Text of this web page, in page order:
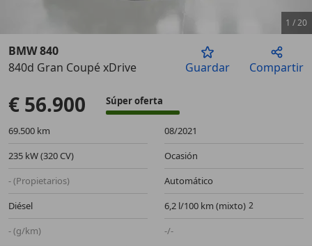
Anterior
1 /20
BMW 840
840d Gran Coupé xDrive
Guardar Compartir
€ 56.900 Súper oferta
69.500 km
08/2021
235 kW (320 CV)
Ocasión
- (Propietarios)
Automático
Diésel
6,2 l/100 km (mixto)
- (g/km)
-/-